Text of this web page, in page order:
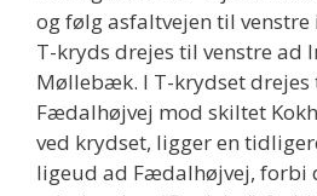
og følg asfaltvejen til
T-kryds drejes til venstre ad
Møllebæk. I T-krydset drejes
Fædalhøjvej mod skiltet
ved krydset, ligger en
ligeud ad Fædalhøjvej, forbi